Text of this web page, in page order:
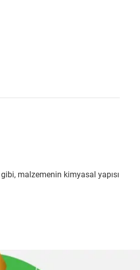
malzemenin kimyasal yapısı